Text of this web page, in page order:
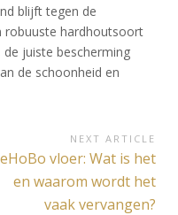
blijft tegen de
robuuste hardhoutsoort
juiste bescherming
de schoonheid en
NEXT ARTICLE
vloer: Wat is het
en waarom wordt het
vaak vervangen?